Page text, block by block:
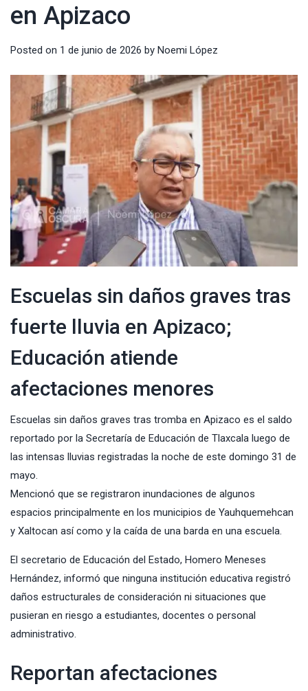
en Apizaco
Posted on 1 de junio de 2026 by Noemi López
Escuelas sin daños graves tras
fuerte lluvia en Apizaco;
Educación atiende
afectaciones menores
Escuelas sin daños graves tras tromba en Apizaco es el saldo
reportado por la Secretaría de Educación de Tlaxcala luego de
las intensas lluvias registradas la noche de este domingo 31 de
mayo.
Mencionó que se registraron inundaciones de algunos
espacios principalmente en los municipios de Yauhquemehcan
y Xaltocan así como y la caída de una barda en una escuela.
El secretario de Educación del Estado, Homero Meneses
Hernández, informó que ninguna institución educativa registró
daños estructurales de consideración ni situaciones que
pusieran en riesgo a estudiantes, docentes o personal
administrativo.
Reportan afectaciones